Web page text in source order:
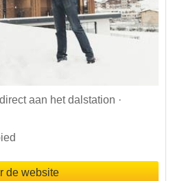
aan het dalstation ·
de website